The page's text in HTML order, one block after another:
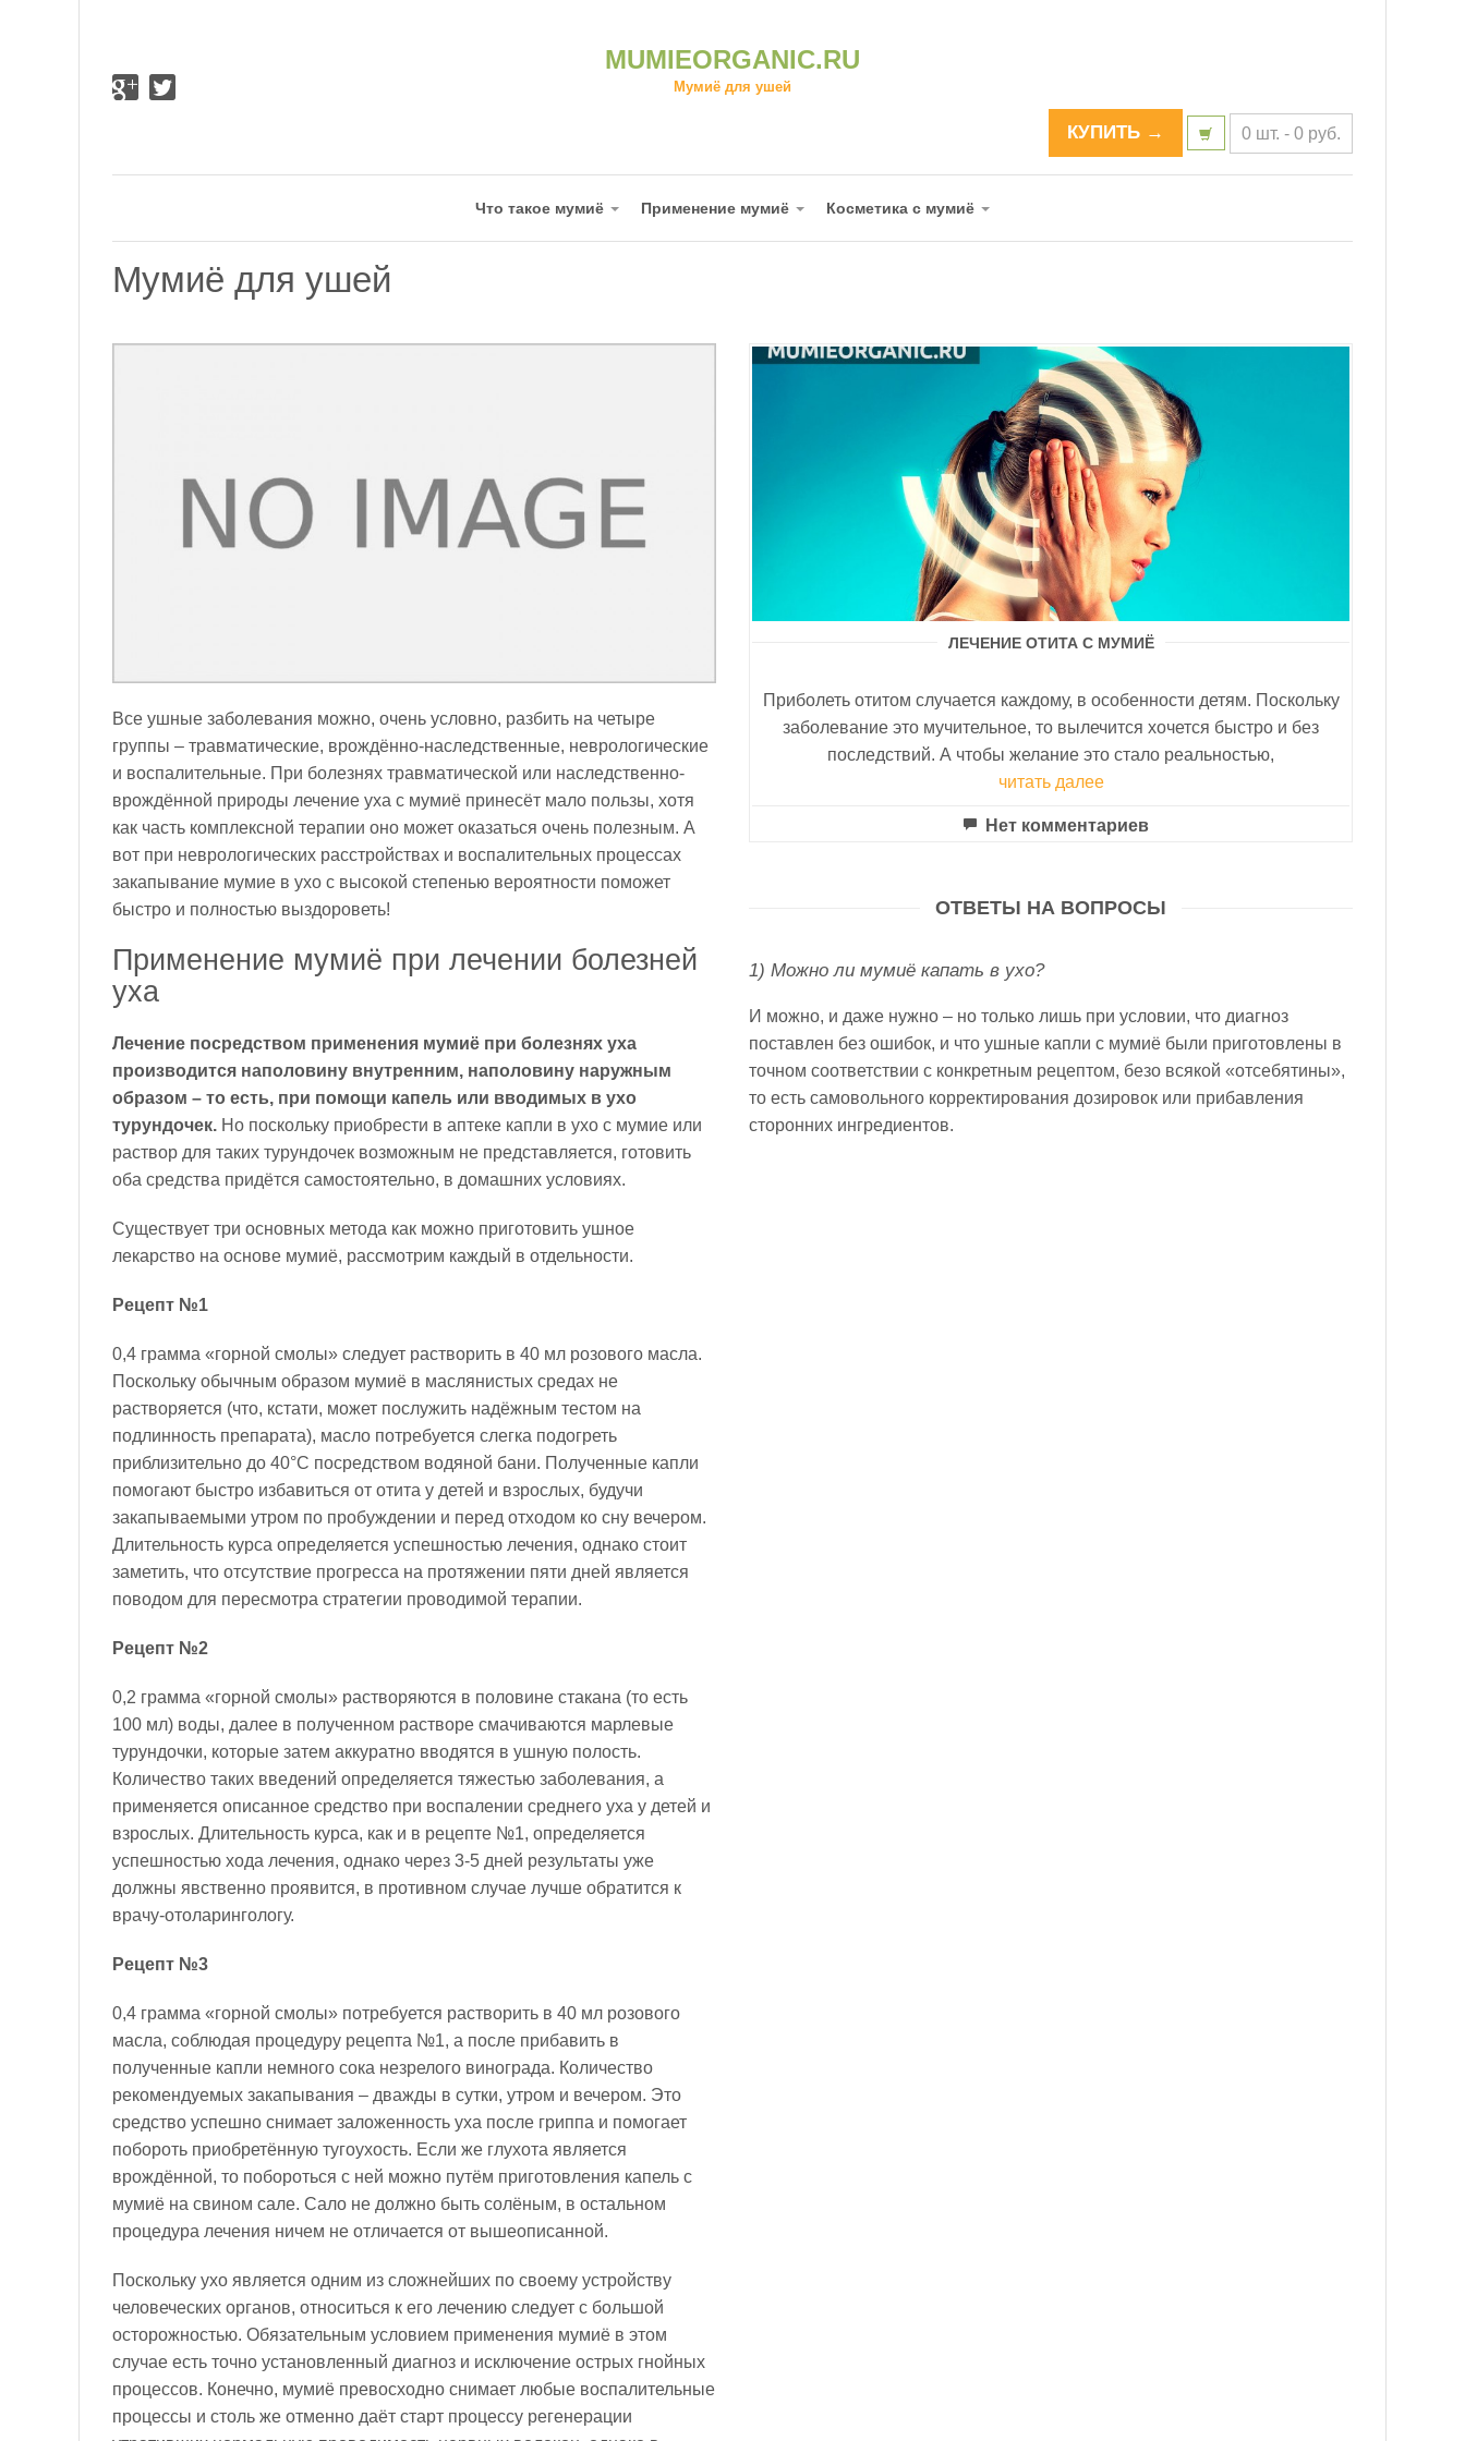
MUMIEORGANIC.RU
Мумиё для ушей
КУПИТЬ → 0 шт. - 0 руб.
Что такое мумиё Применение мумиё Косметика с мумиё
Мумиё для ушей
Все ушные заболевания можно, очень условно, разбить на четыре
группы – травматические, врождённо-наследственные, неврологические
и воспалительные. При болезнях травматической или наследственно-
врождённой природы лечение уха с мумиё принесёт мало пользы, хотя
как часть комплексной терапии оно может оказаться очень полезным. А
вот при неврологических расстройствах и воспалительных процессах
закапывание мумие в ухо с высокой степенью вероятности поможет
быстро и полностью выздороветь!
Применение мумиё при лечении болезней
уха
Лечение посредством применения мумиё при болезнях уха
производится наполовину внутренним, наполовину наружным
образом – то есть, при помощи капель или вводимых в ухо
турундочек. Но поскольку приобрести в аптеке капли в ухо с мумие или
раствор для таких турундочек возможным не представляется, готовить
оба средства придётся самостоятельно, в домашних условиях.
Существует три основных метода как можно приготовить ушное
лекарство на основе мумиё, рассмотрим каждый в отдельности.
Рецепт №1
0,4 грамма «горной смолы» следует растворить в 40 мл розового масла.
Поскольку обычным образом мумиё в маслянистых средах не
растворяется (что, кстати, может послужить надёжным тестом на
подлинность препарата), масло потребуется слегка подогреть
приблизительно до 40°C посредством водяной бани. Полученные капли
помогают быстро избавиться от отита у детей и взрослых, будучи
закапываемыми утром по пробуждении и перед отходом ко сну вечером.
Длительность курса определяется успешностью лечения, однако стоит
заметить, что отсутствие прогресса на протяжении пяти дней является
поводом для пересмотра стратегии проводимой терапии.
Рецепт №2
0,2 грамма «горной смолы» растворяются в половине стакана (то есть
100 мл) воды, далее в полученном растворе смачиваются марлевые
турундочки, которые затем аккуратно вводятся в ушную полость.
Количество таких введений определяется тяжестью заболевания, а
применяется описанное средство при воспалении среднего уха у детей и
взрослых. Длительность курса, как и в рецепте №1, определяется
успешностью хода лечения, однако через 3-5 дней результаты уже
должны явственно проявится, в противном случае лучше обратится к
врачу-отоларингологу.
Рецепт №3
0,4 грамма «горной смолы» потребуется растворить в 40 мл розового
масла, соблюдая процедуру рецепта №1, а после прибавить в
полученные капли немного сока незрелого винограда. Количество
рекомендуемых закапывания – дважды в сутки, утром и вечером. Это
средство успешно снимает заложенность уха после гриппа и помогает
побороть приобретённую тугоухость. Если же глухота является
врождённой, то побороться с ней можно путём приготовления капель с
мумиё на свином сале. Сало не должно быть солёным, в остальном
процедура лечения ничем не отличается от вышеописанной.
Поскольку ухо является одним из сложнейших по своему устройству
человеческих органов, относиться к его лечению следует с большой
осторожностью. Обязательным условием применения мумиё в этом
случае есть точно установленный диагноз и исключение острых гнойных
процессов. Конечно, мумиё превосходно снимает любые воспалительные
процессы и столь же отменно даёт старт процессу регенерации
ЛЕЧЕНИЕ ОТИТА С МУМИЁ
Приболеть отитом случается каждому, в особенности детям. Поскольку
заболевание это мучительное, то вылечится хочется быстро и без
последствий. А чтобы желание это стало реальностью,
читать далее
Нет комментариев
ОТВЕТЫ НА ВОПРОСЫ
1) Можно ли мумиё капать в ухо?
И можно, и даже нужно – но только лишь при условии, что диагноз
поставлен без ошибок, и что ушные капли с мумиё были приготовлены в
точном соответствии с конкретным рецептом, безо всякой «отсебятины»,
то есть самовольного корректирования дозировок или прибавления
сторонних ингредиентов.